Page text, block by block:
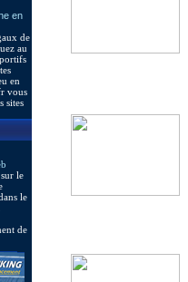
en
de
au
en
vous
sites
le
le
de